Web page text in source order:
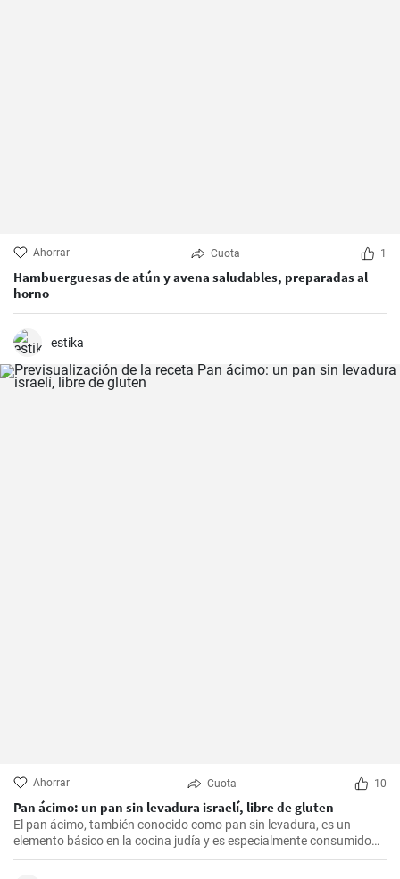
Ahorrar Cuota 1
Hambuerguesas de atún y avena saludables, preparadas al
horno
estika
Ahorrar Cuota 10
Pan ácimo: un pan sin levadura israelí, libre de gluten
El pan ácimo, también conocido como pan sin levadura, es un
elemento básico en la cocina judía y es especialmente consumido
durante Pesaj. En esta receta, te mostraré cómo hacer tu propio